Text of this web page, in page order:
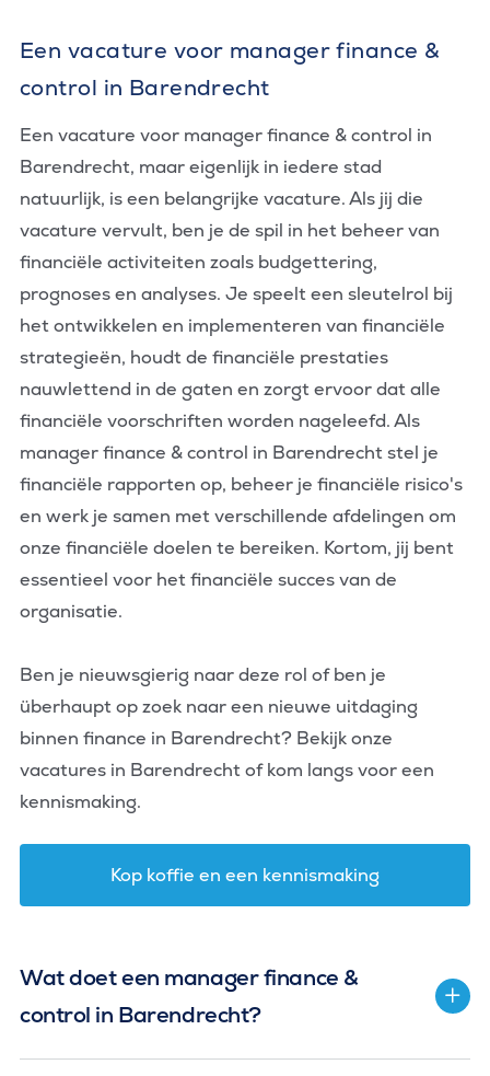
Een vacature voor manager finance &
control in Barendrecht
Een vacature voor manager finance & control in
Barendrecht, maar eigenlijk in iedere stad
natuurlijk, is een belangrijke vacature. Als jij die
vacature vervult, ben je de spil in het beheer van
financiële activiteiten zoals budgettering,
prognoses en analyses. Je speelt een sleutelrol bij
het ontwikkelen en implementeren van financiële
strategieën, houdt de financiële prestaties
nauwlettend in de gaten en zorgt ervoor dat alle
financiële voorschriften worden nageleefd. Als
manager finance & control in Barendrecht stel je
financiële rapporten op, beheer je financiële risico's
en werk je samen met verschillende afdelingen om
onze financiële doelen te bereiken. Kortom, jij bent
essentieel voor het financiële succes van de
organisatie.
Ben je nieuwsgierig naar deze rol of ben je
überhaupt op zoek naar een nieuwe uitdaging
binnen finance in Barendrecht? Bekijk onze
vacatures in Barendrecht of kom langs voor een
kennismaking.
Kop koffie en een kennismaking
Wat doet een manager finance &
control in Barendrecht?